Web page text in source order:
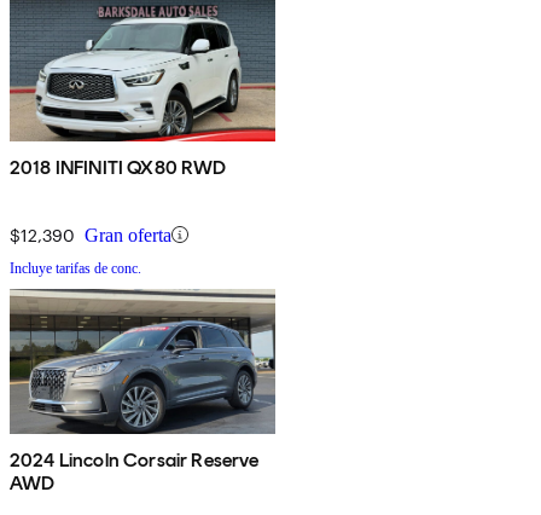
2018 INFINITI QX80 RWD
$12,390 Gran oferta
Incluye tarifas de conc.
2024 Lincoln Corsair Reserve
AWD